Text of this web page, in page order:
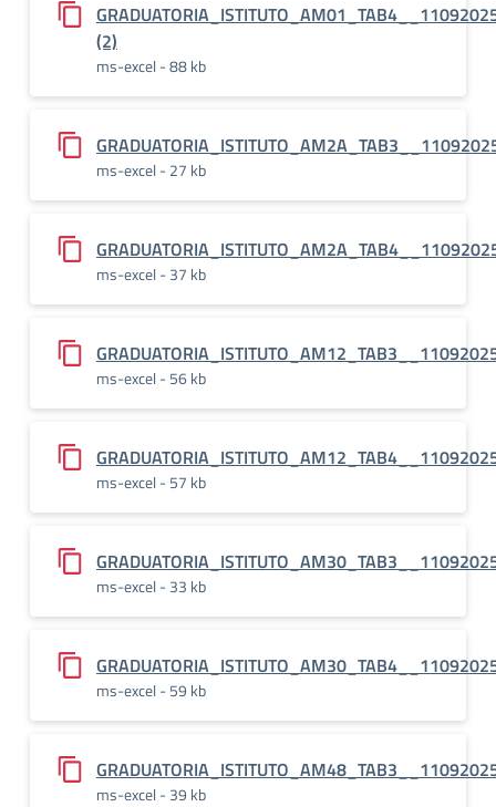
(2)
ms-excel - 88 kb
ms-excel - 27 kb
ms-excel - 37 kb
ms-excel - 56 kb
ms-excel - 57 kb
ms-excel - 33 kb
ms-excel - 59 kb
ms-excel - 39 kb